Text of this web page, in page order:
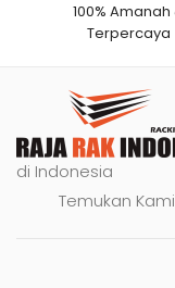
100% Amanah
Terpercaya
di Indonesia
Temukan